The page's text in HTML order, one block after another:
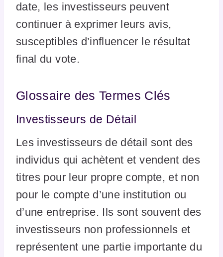
date, les investisseurs peuvent
continuer à exprimer leurs avis,
susceptibles d’influencer le résultat
final du vote.
Glossaire des Termes Clés
Investisseurs de Détail
Les investisseurs de détail sont des
individus qui achètent et vendent des
titres pour leur propre compte, et non
pour le compte d’une institution ou
d’une entreprise. Ils sont souvent des
investisseurs non professionnels et
représentent une partie importante du